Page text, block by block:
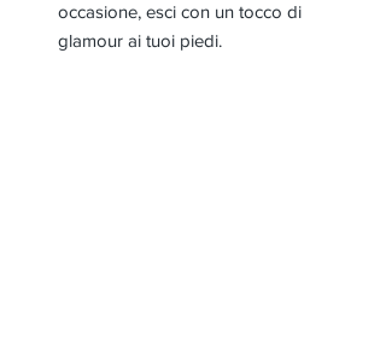
occasione, esci con un tocco di
glamour ai tuoi piedi.